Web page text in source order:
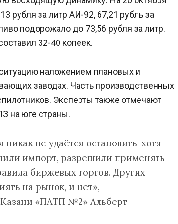
рубля за литр АИ-92, 67,21 рубль за
подорожало до 73,56 рубля за литр.
32-40 копеек.
наложением плановых и
заводах. Часть производственных
Эксперты также отмечают
на юге страны.
не удаётся остановить, хотя
импорт, разрешили применять
биржевых торгов. Других
на рынок, и нет», —
«ПАТП №2» Альберт